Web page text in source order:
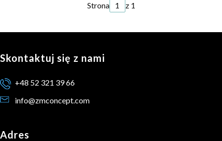
Strona z 1
Skontaktuj się z nami
+48 52 321 39 66
info@zmconcept.com
Adres